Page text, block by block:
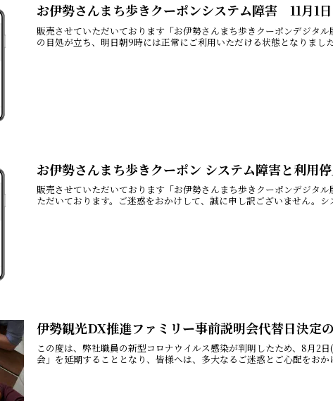
お伊勢さんまち歩きクーポンシステム障害 11月1
販売させていただいております「お伊勢さんまち歩きクーポンデジタ
の目処が立ち、明日朝9時には正常にご利用いただける状態となりまし
お伊勢さんまち歩きクーポン システム障害と利用
販売させていただいております「お伊勢さんまち歩きクーポンデジタ
ただいております。ご迷惑をおかけして、誠に申し訳ございません。
伊勢観光DX推進ファミリー事前説明会代替日決定
この度は、弊社職員の新型コロナウイルス感染が判明したため、8月2
会」を延期することとなり、皆様へは、多大なるご迷惑とご心配をお